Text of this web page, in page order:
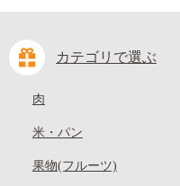
カテゴリで選ぶ
肉
米・パン
果物(フルーツ)